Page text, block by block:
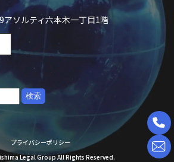
ソルティ六本木一丁目1階
プライバシーポリシー
Legal Group All Rights Reserved.